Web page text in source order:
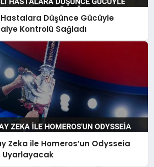
Düşünce Gücüyle
Kontrolü Sağladı
Zeka ile Homeros’un Odysseia
Uyarlayacak